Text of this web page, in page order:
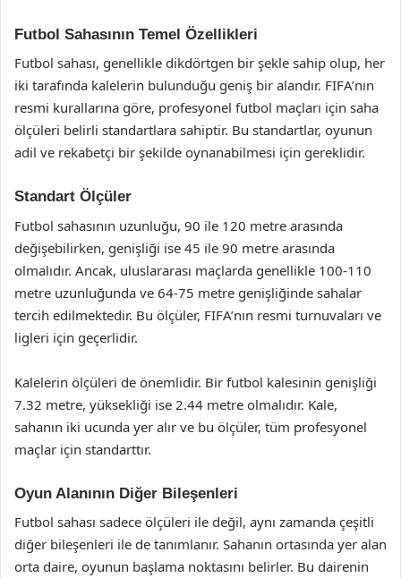
Futbol Sahasının Temel Özellikleri
Futbol sahası, genellikle dikdörtgen bir şekle sahip olup, her
iki tarafında kalelerin bulunduğu geniş bir alandır. FIFA’nın
resmi kurallarına göre, profesyonel futbol maçları için saha
ölçüleri belirli standartlara sahiptir. Bu standartlar, oyunun
adil ve rekabetçi bir şekilde oynanabilmesi için gereklidir.
Standart Ölçüler
Futbol sahasının uzunluğu, 90 ile 120 metre arasında
değişebilirken, genişliği ise 45 ile 90 metre arasında
olmalıdır. Ancak, uluslararası maçlarda genellikle 100-110
metre uzunluğunda ve 64-75 metre genişliğinde sahalar
tercih edilmektedir. Bu ölçüler, FIFA’nın resmi turnuvaları ve
ligleri için geçerlidir.
Kalelerin ölçüleri de önemlidir. Bir futbol kalesinin genişliği
7.32 metre, yüksekliği ise 2.44 metre olmalıdır. Kale,
sahanın iki ucunda yer alır ve bu ölçüler, tüm profesyonel
maçlar için standarttır.
Oyun Alanının Diğer Bileşenleri
Futbol sahası sadece ölçüleri ile değil, aynı zamanda çeşitli
diğer bileşenleri ile de tanımlanır. Sahanın ortasında yer alan
orta daire, oyunun başlama noktasını belirler. Bu dairenin